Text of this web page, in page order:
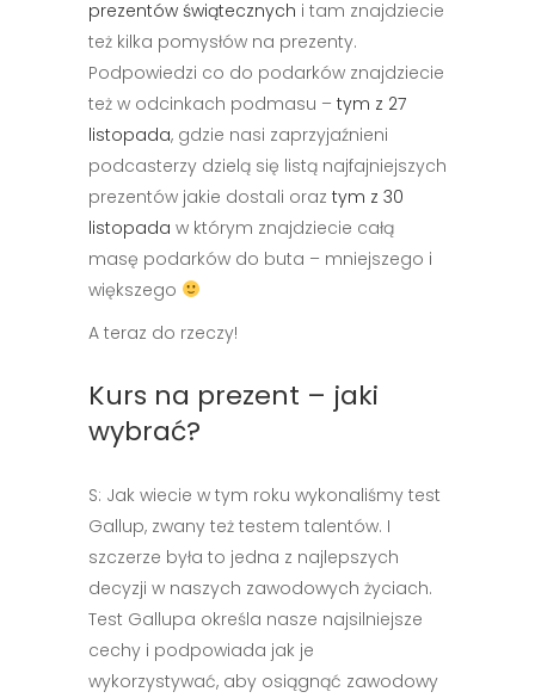
prezentów świątecznych i tam znajdziecie
też kilka pomysłów na prezenty.
Podpowiedzi co do podarków znajdziecie
też w odcinkach podmasu – tym z 27
listopada, gdzie nasi zaprzyjaźnieni
podcasterzy dzielą się listą najfajniejszych
prezentów jakie dostali oraz tym z 30
listopada w którym znajdziecie całą
masę podarków do buta – mniejszego i
większego
A teraz do rzeczy!
Kurs na prezent – jaki
wybrać?
S: Jak wiecie w tym roku wykonaliśmy test
Gallup, zwany też testem talentów. I
szczerze była to jedna z najlepszych
decyzji w naszych zawodowych życiach.
Test Gallupa określa nasze najsilniejsze
cechy i podpowiada jak je
wykorzystywać, aby osiągnąć zawodowy